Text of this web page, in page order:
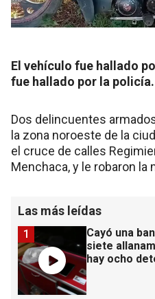
El vehículo fue hallado
fue hallado por la policía.
Dos delincuentes
la zona noroeste de la
el cruce de calles
Menchaca, y le robaron la
Las más leídas
Cayó una
siete
hay ocho
1